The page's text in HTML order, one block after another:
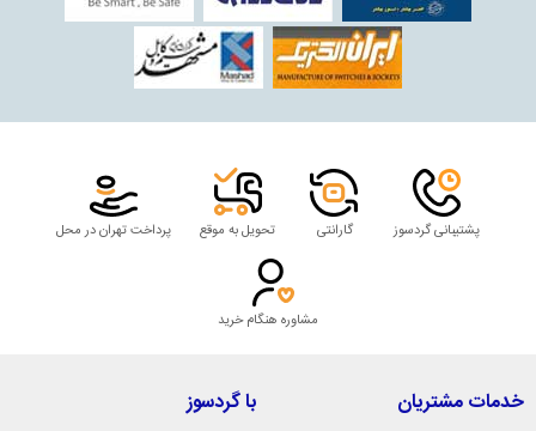
پشتیبانی گردسوز گارانتی تحویل به موقع پرداخت تهران در محل
مشاوره هنگام خرید
خدمات مشتریان با گردسوز